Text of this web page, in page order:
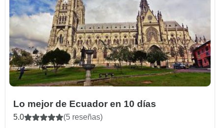
Lo mejor de Ecuador en 10 días
5.0 (5 reseñas)